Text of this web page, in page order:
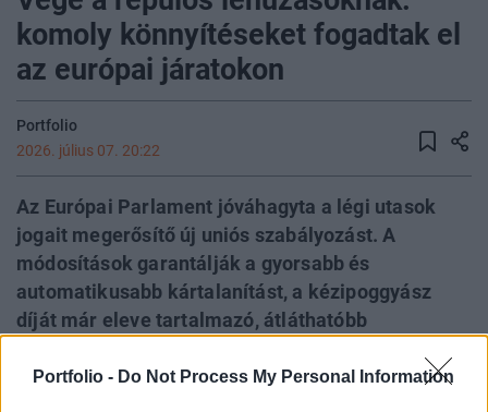
Portfolio - Do Not Process My Personal Information
komoly könnyítéseket fogadtak el
az európai járatokon
Portfolio
2026. július 07. 20:22
Az Európai Parlament jóváhagyta a légi utasok
jogait megerősítő új uniós szabályozást. A
módosítások garantálják a gyorsabb és
automatikusabb kártalanítást, a kézipoggyász
díját már eleve tartalmazó, átláthatóbb
melletti ülőhelyeket a kisgyerekkel vagy